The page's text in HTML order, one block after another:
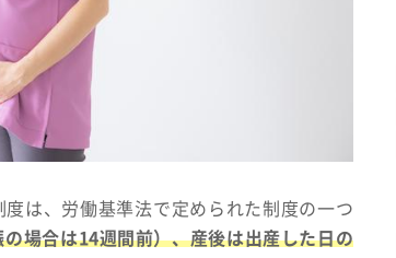
は、労働基準法で定められた制度の一つ
場合は14週間前）、産後は出産した日の